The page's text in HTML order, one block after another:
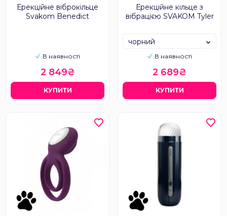
Ерекційне віброкільце
Svakom Benedict
В наявності
2 849₴
КУПИТИ
Ерекційне кільце з
вібрацією SVAKOM Tyler
В наявності
чорний
2 689₴
КУПИТИ